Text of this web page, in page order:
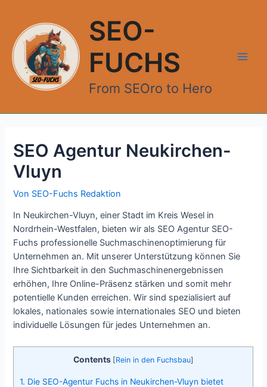
springen
SEO-
FUCHS
From SEOro to Hero
SEO Agentur Neukirchen-
Vluyn
Von SEO-Fuchs Redaktion
In Neukirchen-Vluyn, einer Stadt im Kreis Wesel in
Nordrhein-Westfalen, bieten wir als SEO Agentur SEO-
Fuchs professionelle Suchmaschinenoptimierung für
Unternehmen an. Mit unserer Unterstützung können Sie
Ihre Sichtbarkeit in den Suchmaschinenergebnissen
erhöhen, Ihre Online-Präsenz stärken und somit mehr
potentielle Kunden erreichen. Wir sind spezialisiert auf
lokales, nationales sowie internationales SEO und bieten
individuelle Lösungen für jedes Unternehmen an.
Contents [Rein in den Fuchsbau]
1. Die SEO-Agentur Fuchs in Neukirchen-Vluyn bietet